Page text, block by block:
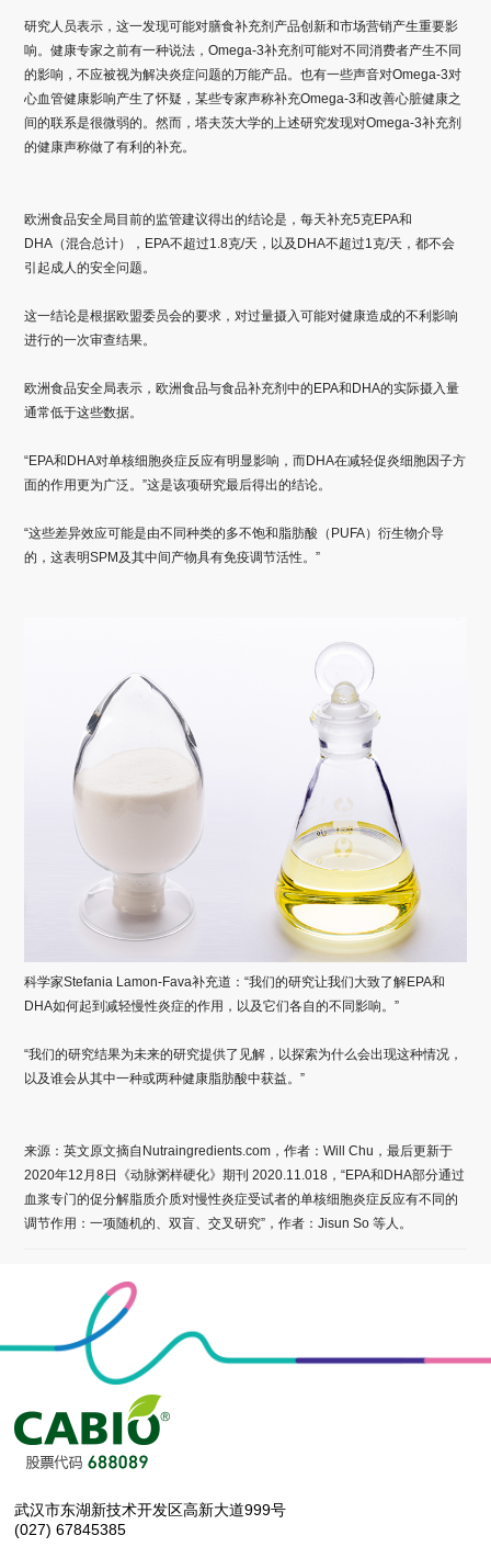
研究人员表示，这一发现可能对膳食补充剂产品创新和市场营销产生重要影
响。健康专家之前有一种说法，Omega-3补充剂可能对不同消费者产生不同
的影响，不应被视为解决炎症问题的万能产品。也有一些声音对Omega-3对
心血管健康影响产生了怀疑，某些专家声称补充Omega-3和改善心脏健康之
间的联系是很微弱的。然而，塔夫茨大学的上述研究发现对Omega-3补充剂
的健康声称做了有利的补充。
欧洲食品安全局目前的监管建议得出的结论是，每天补充5克EPA和
DHA（混合总计），EPA不超过1.8克/天，以及DHA不超过1克/天，都不会
引起成人的安全问题。
这一结论是根据欧盟委员会的要求，对过量摄入可能对健康造成的不利影响
进行的一次审查结果。
欧洲食品安全局表示，欧洲食品与食品补充剂中的EPA和DHA的实际摄入量
通常低于这些数据。
“EPA和DHA对单核细胞炎症反应有明显影响，而DHA在减轻促炎细胞因子方
面的作用更为广泛。”这是该项研究最后得出的结论。
“这些差异效应可能是由不同种类的多不饱和脂肪酸（PUFA）衍生物介导
的，这表明SPM及其中间产物具有免疫调节活性。”
科学家Stefania Lamon-Fava补充道：“我们的研究让我们大致了解EPA和
DHA如何起到减轻慢性炎症的作用，以及它们各自的不同影响。”
“我们的研究结果为未来的研究提供了见解，以探索为什么会出现这种情况，
以及谁会从其中一种或两种健康脂肪酸中获益。”
来源：英文原文摘自Nutraingredients.com，作者：Will Chu，最后更新于
2020年12月8日《动脉粥样硬化》期刊 2020.11.018，“EPA和DHA部分通过
血浆专门的促分解脂质介质对慢性炎症受试者的单核细胞炎症反应有不同的
调节作用：一项随机的、双盲、交叉研究”，作者：Jisun So 等人。
武汉市东湖新技术开发区高新大道999号
(027) 67845385